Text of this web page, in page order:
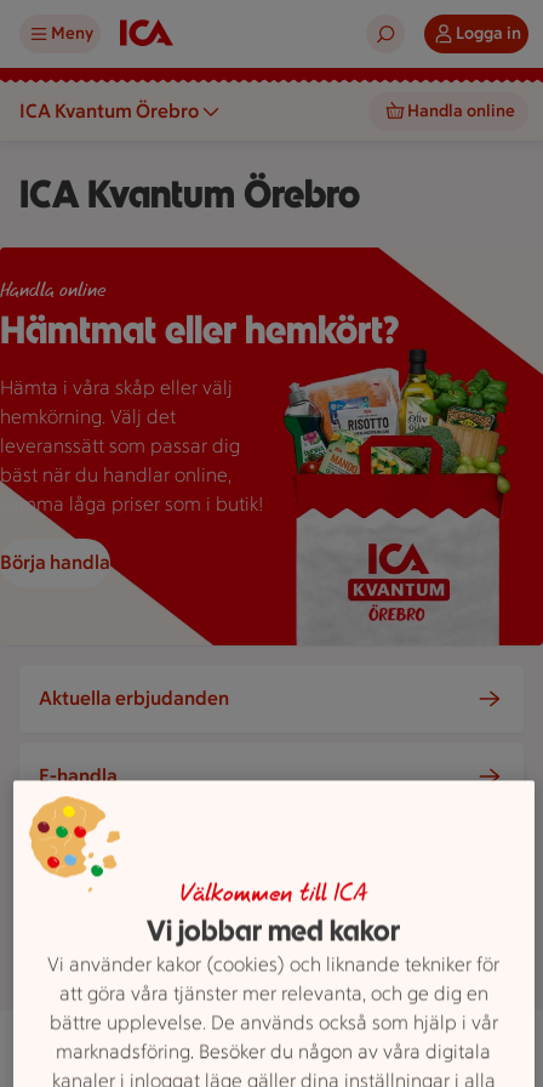
Meny Logga in
ICA Kvantum Örebro Handla online
ICA Kvantum Örebro
ICA Kvantum Örebro-påse fylld med matvaror.
Hämtmat eller hemkört?
Handla online
Hämta i våra skåp eller välj
hemkörning. Välj det
leveranssätt som passar dig
bäst när du handlar online,
samma låga priser som i butik!
Börja handla
Aktuella erbjudanden
E-handla
Beställ catering
Visa fler
ICA Kvantum Örebro
Adolf Mörners plan 2, Örebro
Välkommen till ICA
Vi jobbar med kakor
Vi använder kakor (cookies) och liknande tekniker för
att göra våra tjänster mer relevanta, och ge dig en
bättre upplevelse. De används också som hjälp i vår
marknadsföring. Besöker du någon av våra digitala
kanaler i inloggat läge gäller dina inställningar i alla